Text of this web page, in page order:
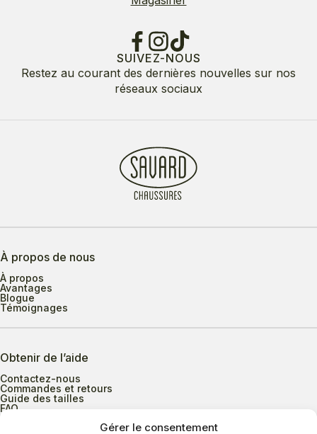
Gérer le consentement
SUIVEZ-NOUS
Restez au courant des dernières nouvelles sur nos
réseaux sociaux
À propos de nous
À propos
Avantages
Blogue
Témoignages
Obtenir de l’aide
Contactez-nous
Commandes et retours
Guide des tailles
FAQ